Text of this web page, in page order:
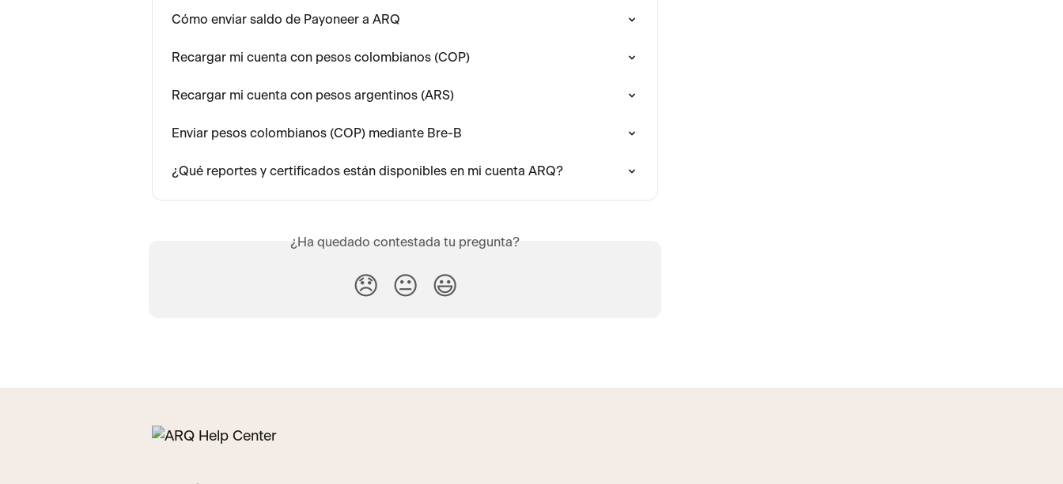
Cómo enviar saldo de Payoneer a ARQ
Recargar mi cuenta con pesos colombianos (COP)
Recargar mi cuenta con pesos argentinos (ARS)
Enviar pesos colombianos (COP) mediante Bre-B
¿Qué reportes y certificados están disponibles en mi cuenta ARQ?
¿Ha quedado contestada tu pregunta?
😞 😐 😃